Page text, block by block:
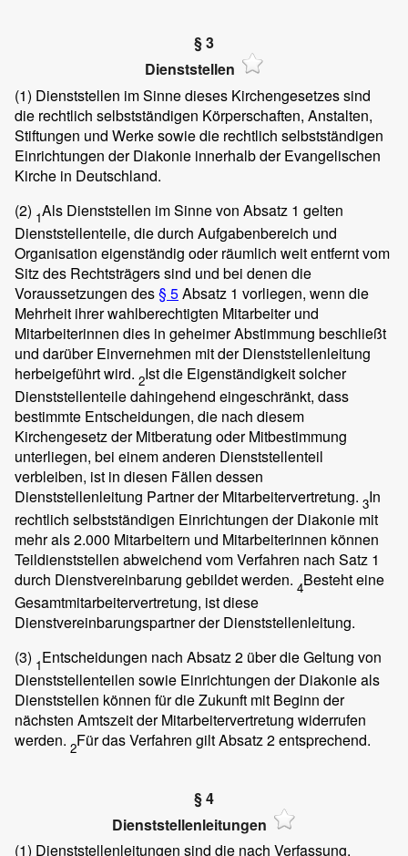
§ 3
Dienststellen
(1) Dienststellen im Sinne dieses Kirchengesetzes sind
die rechtlich selbstständigen Körperschaften, Anstalten,
Stiftungen und Werke sowie die rechtlich selbstständigen
Einrichtungen der Diakonie innerhalb der Evangelischen
Kirche in Deutschland.
(2) 1Als Dienststellen im Sinne von Absatz 1 gelten
Dienststellenteile, die durch Aufgabenbereich und
Organisation eigenständig oder räumlich weit entfernt vom
Sitz des Rechtsträgers sind und bei denen die
Voraussetzungen des§ 5Absatz 1 vorliegen, wenn die
Mehrheit ihrer wahlberechtigten Mitarbeiter und
Mitarbeiterinnen dies in geheimer Abstimmung beschließt
und darüber Einvernehmen mit der Dienststellenleitung
herbeigeführt wird. 2Ist die Eigenständigkeit solcher
Dienststellenteile dahingehend eingeschränkt, dass
bestimmte Entscheidungen, die nach diesem
Kirchengesetz der Mitberatung oder Mitbestimmung
unterliegen, bei einem anderen Dienststellenteil
verbleiben, ist in diesen Fällen dessen
Dienststellenleitung Partner der Mitarbeitervertretung. 3In
rechtlich selbstständigen Einrichtungen der Diakonie mit
mehr als 2.000 Mitarbeitern und Mitarbeiterinnen können
Teildienststellen abweichend vom Verfahren nach Satz 1
durch Dienstvereinbarung gebildet werden. 4Besteht eine
Gesamtmitarbeitervertretung, ist diese
Dienstvereinbarungspartner der Dienststellenleitung.
(3) 1Entscheidungen nach Absatz 2 über die Geltung von
Dienststellenteilen sowie Einrichtungen der Diakonie als
Dienststellen können für die Zukunft mit Beginn der
nächsten Amtszeit der Mitarbeitervertretung widerrufen
werden. 2Für das Verfahren gilt Absatz 2 entsprechend.
§ 4
Dienststellenleitungen
(1) Dienststellenleitungen sind die nach Verfassung,